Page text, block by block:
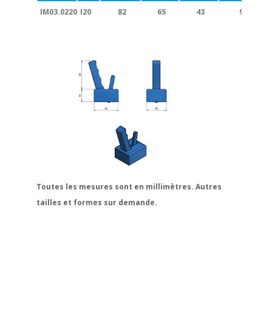
IM03.0220 I20 82 65 43 90
Toutes les mesures sont en millimètres. Autres
tailles et formes sur demande.